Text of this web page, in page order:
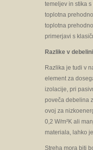
temeljev in stika
toplotna
toplotna
primerjavi s
Razlike v
Razlika je tudi v
element za
izolacije, pri
poveča debelina
ovoj za
0,2 W/m²K ali
materiala, lahko
Streha mora biti